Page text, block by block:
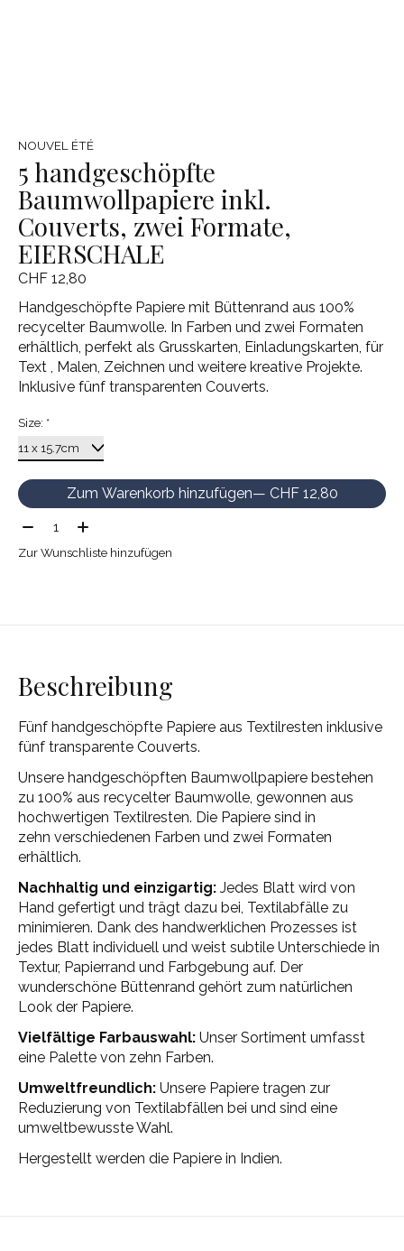
NOUVEL ÉTÉ
5 handgeschöpfte
Baumwollpapiere inkl.
Couverts, zwei Formate,
EIERSCHALE
CHF 12,80
Handgeschöpfte Papiere mit Büttenrand aus 100%
recycelter Baumwolle. In Farben und zwei Formaten
erhältlich, perfekt als Grusskarten, Einladungskarten, für
Text , Malen, Zeichnen und weitere kreative Projekte.
Inklusive fünf transparenten Couverts.
Size: *
Zum Warenkorb hinzufügen
— CHF 12,80
Menge:
Zur Wunschliste hinzufügen
Beschreibung
Fünf handgeschöpfte Papiere aus Textilresten inklusive
fünf transparente Couverts.
Unsere handgeschöpften Baumwollpapiere bestehen
zu 100% aus recycelter Baumwolle, gewonnen aus
hochwertigen Textilresten. Die Papiere sind in
zehn verschiedenen Farben und zwei Formaten
erhältlich.
Nachhaltig und einzigartig: Jedes Blatt wird von
Hand gefertigt und trägt dazu bei, Textilabfälle zu
minimieren. Dank des handwerklichen Prozesses ist
jedes Blatt individuell und weist subtile Unterschiede in
Textur, Papierrand und Farbgebung auf. Der
wunderschöne Büttenrand gehört zum natürlichen
Look der Papiere.
Vielfältige Farbauswahl: Unser Sortiment umfasst
eine Palette von zehn Farben.
Umweltfreundlich: Unsere Papiere tragen zur
Reduzierung von Textilabfällen bei und sind eine
umweltbewusste Wahl.
Hergestellt werden die Papiere in Indien.